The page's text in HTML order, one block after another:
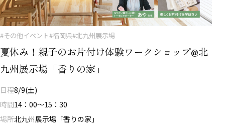
#その他イベント#福岡県#北九州展示場
夏休み！親子のお片付け体験ワークショップ@北
九州展示場「香りの家」
日程8/9(土)
時間14：00～15：30
場所北九州展示場「香りの家」